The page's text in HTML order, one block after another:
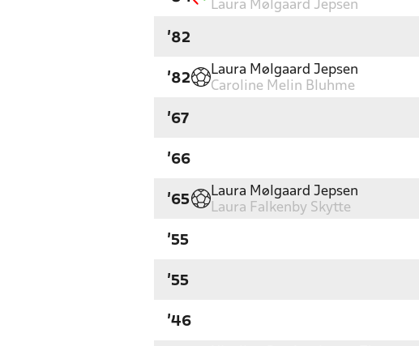
Laura Mølgaard Jepsen
'82
'82
Laura Mølgaard Jepsen
Caroline Melin Bluhme
'67
'66
'65
Laura Mølgaard Jepsen
Laura Falkenby Skytte
'55
'55
'46